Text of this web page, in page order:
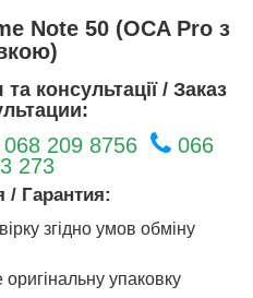
Note 50 (OCA Pro з
консультації / Заказ
068 209 8756
066
273
/ Гарантия:
згідно умов обміну
оригінальну упаковку